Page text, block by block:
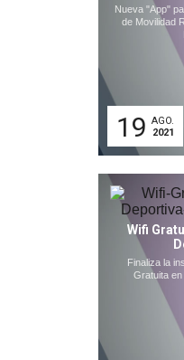
Nueva "App"
de Movilidad
19 AGO.
2021
Wifi
Finaliza la
Gratuita